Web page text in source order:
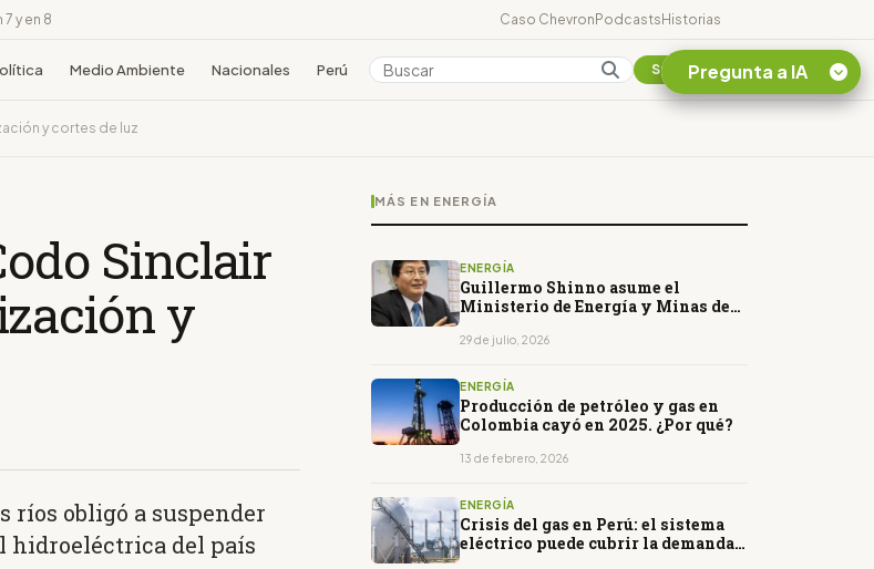
y en 8 Caso ChevronPodcastsHistorias
Medio Ambiente Nacionales Perú Colombia Suscribirse
y cortes de luz
Sinclair
y
ríos obligó a suspender
hidroeléctrica del país
MÁS EN ENERGÍA
ENERGÍA
Guillermo Shinno asume el
Ministerio de Energía y Minas de
29 de julio, 2026
ENERGÍA
Producción de petróleo y gas en
Colombia cayó en 2025. ¿Por qué?
13 de febrero, 2026
ENERGÍA
Crisis del gas en Perú: el sistema
eléctrico puede cubrir la demanda,
Pregunta a IA
¿En que consiste la